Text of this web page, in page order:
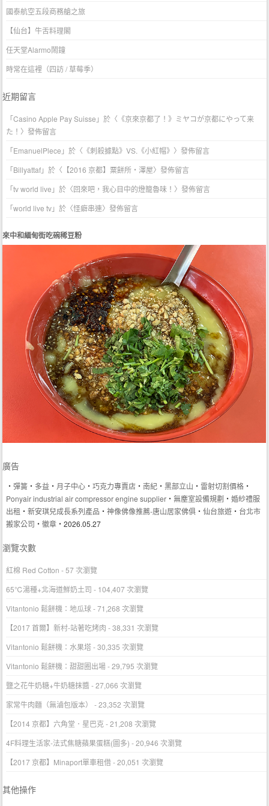
國泰航空五段商務艙之旅
【仙台】牛舌料理閣
任天堂Alarmo鬧鐘
時常在這裡（四訪 / 草莓季）
近期留言
「Casino Apple Pay Suisse 」於〈 《京來京都了！》ミヤコが京都にやって来
た！ 〉發佈留言
「EmanuelPlece 」於〈 《刺殺據點》VS.《小紅帽》 〉發佈留言
「Billyattaf」於〈 【2016 京都】粟餅所・澤屋〉發佈留言
「tv world live 」於〈回來吧，我心目中的燈籠魯味！ 〉發佈留言
「world live tv」於〈怪癖串連〉發佈留言
來中和緬甸街吃碗稀豆粉
廣告
‧彈簧 ‧ 多益 ‧ 月子中心 ‧巧克力專賣店 ‧南紀 ‧黑部立山 ‧ 雷射切割價格 ‧
Ponyair industrial air compressor engine supplier ‧無塵室設備規劃 ‧婚紗禮服
出租 ‧新安琪兒成長系列產品 ‧神像佛像推薦-唐山居家佛俱 ‧仙台旅遊 ‧ 台北市
搬家公司 ‧徽章 ‧2026.05.27
瀏覽次數
紅棉 Red Cotton - 57 次瀏覽
65℃湯種+北海道鮮奶土司 - 104,407 次瀏覽
Vitantonio 鬆餅機：地瓜球- 71,268 次瀏覽
【2017 首爾】新村-站著吃烤肉 - 38,331 次瀏覽
Vitantonio 鬆餅機：水果塔- 30,335 次瀏覽
Vitantonio 鬆餅機：甜甜圈出場- 29,795 次瀏覽
鹽之花牛奶糖+牛奶糖抹醬- 27,066 次瀏覽
家常牛肉麵（無滷包版本）
- 23,352 次瀏覽
【2014 京都】六角堂．星巴克- 21,208 次瀏覽
4F料理生活家-法式焦糖蘋果蛋糕(圖多) - 20,946 次瀏覽
【2017 京都】Minaport單車租借- 20,051 次瀏覽
其他操作